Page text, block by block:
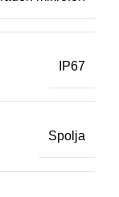
IP67
Spolja